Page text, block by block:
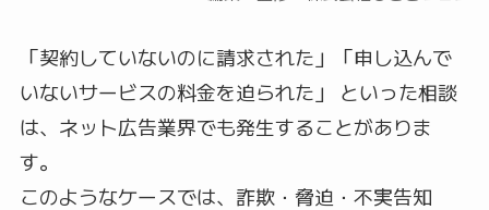
「契約していないのに請求された」「申し込んで
いないサービスの料金を迫られた」 といった相談
は、ネット広告業界でも発生することがありま
す。
このようなケースでは、詐欺・脅迫・不実告知